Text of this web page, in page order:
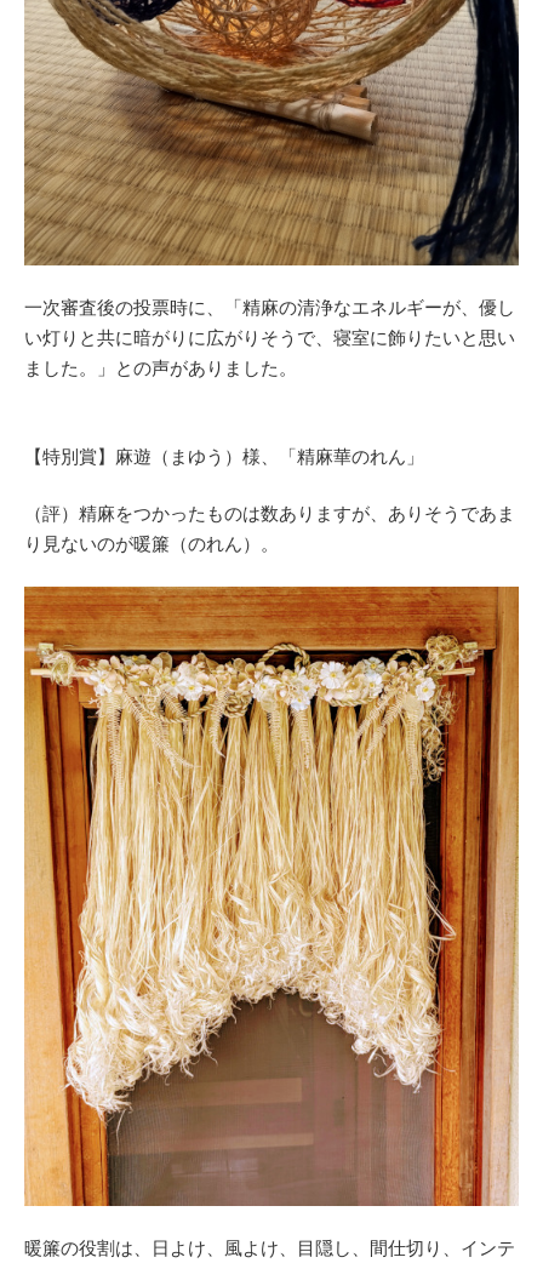
一次審査後の投票時に、「精麻の清浄なエネルギーが、優し
い灯りと共に暗がりに広がりそうで、寝室に飾りたいと思い
ました。」との声がありました。
【特別賞】麻遊（まゆう）様、「精麻華のれん」
（評）精麻をつかったものは数ありますが、ありそうであま
り見ないのが暖簾（のれん）。
暖簾の役割は、日よけ、風よけ、目隠し、間仕切り、インテ